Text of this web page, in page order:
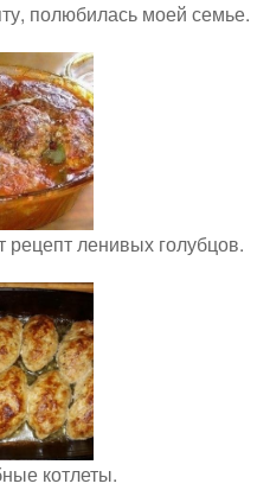
полюбилась моей семье.
рецепт ленивых голубцов.
котлеты.